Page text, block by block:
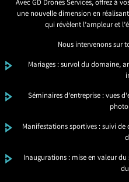
Avec GD Drones Services, offrez à
une nouvelle dimension en
qui révèlent l’ampleur et
Nous intervenons sur
Mariages : survol du domaine,
Séminaires d’entreprise : vues
Manifestations sportives : suivi
Inaugurations : mise en valeur